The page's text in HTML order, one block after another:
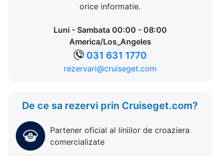
orice informatie.
Luni - Sambata 00:00 - 08:00
America/Los_Angeles
031 631 1770
rezervari@cruiseget.com
De ce sa rezervi prin Cruiseget.com?
Partener oficial al liniilor de croaziera
comercializate